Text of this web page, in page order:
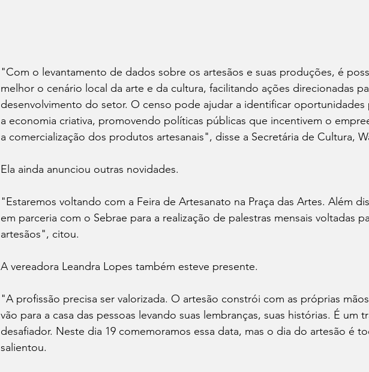
"Com o levantamento de dados sobre os artesãos e suas produções, é
melhor o cenário local da arte e da cultura, facilitando ações direcionadas
desenvolvimento do setor. O censo pode ajudar a identificar oportunidades
a economia criativa, promovendo políticas públicas que incentivem o
a comercialização dos produtos artesanais", disse a Secretária de Cultura,
Ela ainda anunciou outras novidades.
"Estaremos voltando com a Feira de Artesanato na Praça das Artes. Além
em parceria com o Sebrae para a realização de palestras mensais voltadas
artesãos", citou.
A vereadora Leandra Lopes também esteve presente.
"A profissão precisa ser valorizada. O artesão constrói com as próprias
vão para a casa das pessoas levando suas lembranças, suas histórias. É um
desafiador. Neste dia 19 comemoramos essa data, mas o dia do artesão é
salientou.